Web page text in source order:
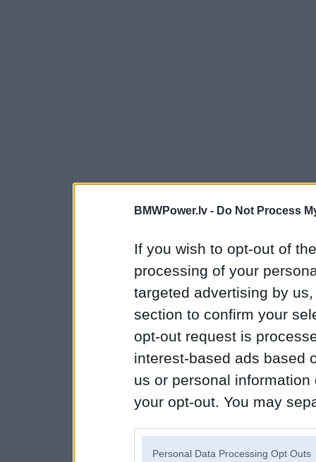
BMWPower.lv - Do Not Process
If you wish to opt-out of
processing of your
targeted advertising by
section to confirm your
opt-out request is
interest-based ads based
us or personal
your opt-out. You may
Personal Data Processing Opt Outs